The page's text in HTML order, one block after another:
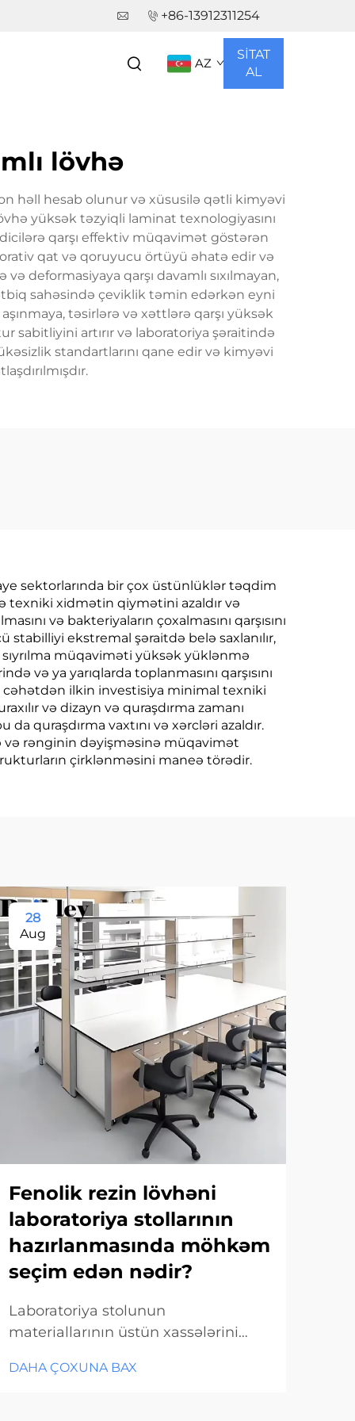
+86-13912311254
AZ
SİTAT
AL
lövhə
həll hesab olunur və xüsusilə qətli kimyəvi
yüksək təzyiqli laminat texnologiyasını
qarşı effektiv müqavimət göstərən
qat və qoruyucu örtüyü əhatə edir və
deformasiyaya qarşı davamlı sıxılmayan,
sahəsində çeviklik təmin edərkən eyni
təsirlərə və xəttlərə qarşı yüksək
artırır və laboratoriya şəraitində
standartlarını qane edir və kimyəvi
sektorlarında bir çox üstünlüklər təqdim
texniki xidmətin qiymətini azaldır və
və bakteriyaların çoxalmasını qarşısını
ekstremal şəraitdə belə saxlanılır,
müqaviməti yüksək yüklənmə
və ya yarıqlarda toplanmasını qarşısını
cəhətdən ilkin investisiya minimal texniki
və dizayn və quraşdırma zamanı
quraşdırma vaxtını və xərcləri azaldır.
və rənginin dəyişməsinə müqavimət
çirklənməsini maneə törədir.
28
Aug
Fenolik rezin lövhəni
laboratoriya stollarının
hazırlanmasında möhkəm
seçim edən nədir?
Laboratoriya stolunun
materiallarının üstün xassələrini
laboratoriyaların təchiz olunmasında
DAHA ÇOXUNA BAX